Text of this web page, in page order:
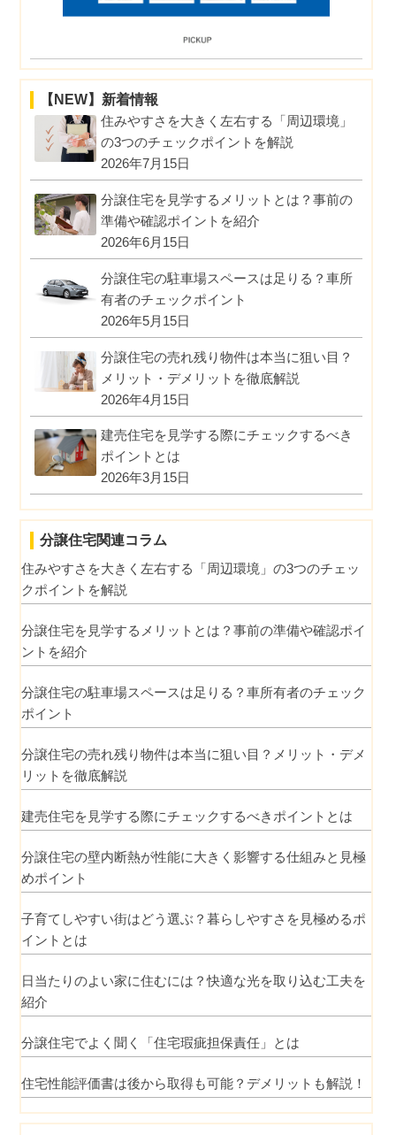
【NEW】新着情報
住みやすさを大きく左右する「周辺環境」
の3つのチェックポイントを解説
2026年7月15日
分譲住宅を見学するメリットとは？事前の
準備や確認ポイントを紹介
2026年6月15日
分譲住宅の駐車場スペースは足りる？車所
有者のチェックポイント
2026年5月15日
分譲住宅の売れ残り物件は本当に狙い目？
メリット・デメリットを徹底解説
2026年4月15日
建売住宅を見学する際にチェックするべき
ポイントとは
2026年3月15日
分譲住宅関連コラム
住みやすさを大きく左右する「周辺環境」の3つのチェッ
クポイントを解説
分譲住宅を見学するメリットとは？事前の準備や確認ポイ
ントを紹介
分譲住宅の駐車場スペースは足りる？車所有者のチェック
ポイント
分譲住宅の売れ残り物件は本当に狙い目？メリット・デメ
リットを徹底解説
建売住宅を見学する際にチェックするべきポイントとは
分譲住宅の壁内断熱が性能に大きく影響する仕組みと見極
めポイント
子育てしやすい街はどう選ぶ？暮らしやすさを見極めるポ
イントとは
日当たりのよい家に住むには？快適な光を取り込む工夫を
紹介
分譲住宅でよく聞く「住宅瑕疵担保責任」とは
住宅性能評価書は後から取得も可能？デメリットも解説！